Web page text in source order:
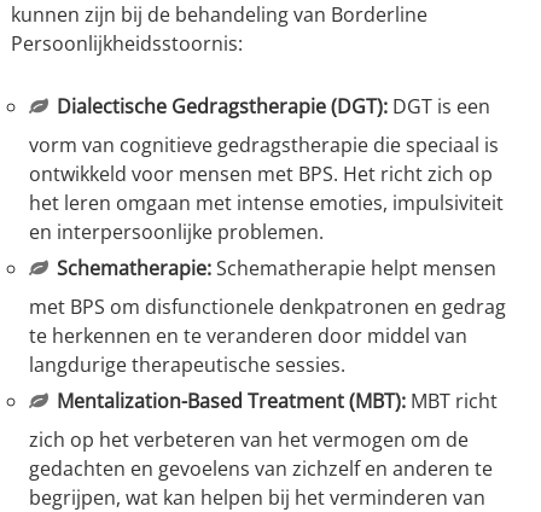
kunnen zijn bij de behandeling van Borderline
Persoonlijkheidsstoornis:
Dialectische Gedragstherapie (DGT):DGT is een
vorm van cognitieve gedragstherapie die speciaal is
ontwikkeld voor mensen met BPS. Het richt zich op
het leren omgaan met intense emoties, impulsiviteit
en interpersoonlijke problemen.
Schematherapie:Schematherapie helpt mensen
met BPS om disfunctionele denkpatronen en gedrag
te herkennen en te veranderen door middel van
langdurige therapeutische sessies.
Mentalization-Based Treatment (MBT):MBT richt
zich op het verbeteren van het vermogen om de
gedachten en gevoelens van zichzelf en anderen te
begrijpen, wat kan helpen bij het verminderen van